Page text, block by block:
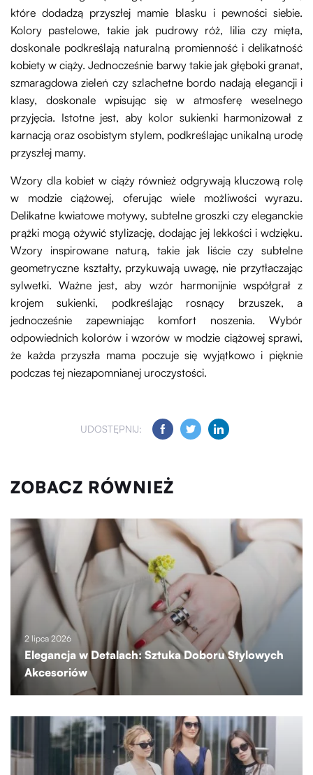
które dodadzą przyszłej mamie blasku i pewności siebie.
Kolory pastelowe, takie jak pudrowy róż, lilia czy mięta,
doskonale podkreślają naturalną promienność i delikatność
kobiety w ciąży. Jednocześnie barwy takie jak głęboki granat,
szmaragdowa zieleń czy szlachetne bordo nadają elegancji i
klasy, doskonale wpisując się w atmosferę weselnego
przyjęcia. Istotne jest, aby kolor sukienki harmonizował z
karnacją oraz osobistym stylem, podkreślając unikalną urodę
przyszłej mamy.
Wzory dla kobiet w ciąży również odgrywają kluczową rolę
w modzie ciążowej, oferując wiele możliwości wyrazu.
Delikatne kwiatowe motywy, subtelne groszki czy eleganckie
prążki mogą ożywić stylizację, dodając jej lekkości i wdzięku.
Wzory inspirowane naturą, takie jak liście czy subtelne
geometryczne kształty, przykuwają uwagę, nie przytłaczając
sylwetki. Ważne jest, aby wzór harmonijnie współgrał z
krojem sukienki, podkreślając rosnący brzuszek, a
jednocześnie zapewniając komfort noszenia. Wybór
odpowiednich kolorów i wzorów w modzie ciążowej sprawi,
że każda przyszła mama poczuje się wyjątkowo i pięknie
podczas tej niezapomnianej uroczystości.
UDOSTĘPNIJ:
ZOBACZ RÓWNIEŻ
2 lipca 2026
Elegancja w Detalach: Sztuka Doboru Stylowych
Akcesoriów